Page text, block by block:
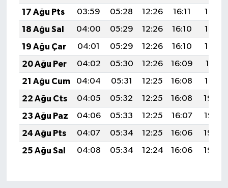
17 Ağu Pts
03:59 05:28 12:26 16:11
19:15
18 Ağu Sal
04:00 05:29 12:26 16:10
19:13
19 Ağu Çar
04:01 05:29 12:26 16:10
19:12
20 Ağu Per
04:02 05:30 12:26 16:09
19:11
21 Ağu Cum
04:04 05:31 12:25 16:08
19:10
22 Ağu Cts
04:05 05:32 12:25 16:08
19:08
23 Ağu Paz
04:06 05:33 12:25 16:07
19:07
24 Ağu Pts
04:07 05:34 12:25 16:06
19:06
25 Ağu Sal
04:08 05:34 12:24 16:06 19:04